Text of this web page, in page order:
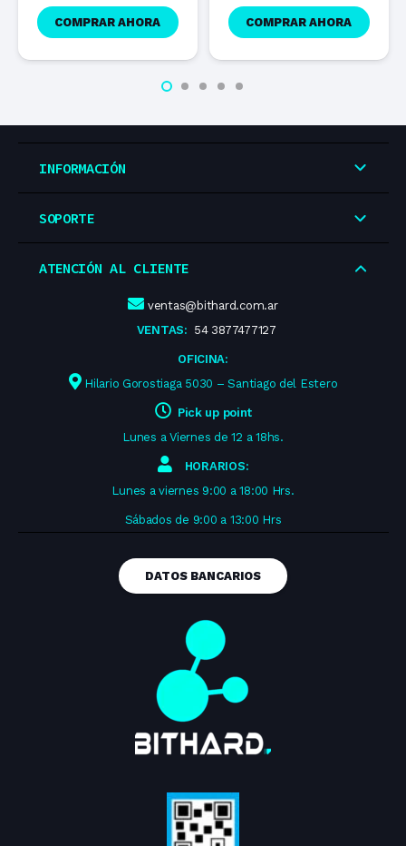
AHORA COMPRAR AHORA
INFORMACIÓN
SOPORTE
ATENCIÓN AL CLIENTE
ventas@bithard.com.ar
VENTAS: 54 3877477127
OFICINA:
Hilario Gorostiaga 5030 – Santiago del Estero
Pick up point
Lunes a Viernes de 12 a 18hs.
HORARIOS:
Lunes a viernes 9:00 a 18:00 Hrs.
Sábados de 9:00 a 13:00 Hrs
DATOS BANCARIOS